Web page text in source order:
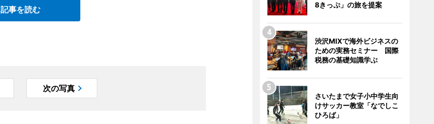
記事を読む
次の写真
8きっぷ」の旅を提案
渋沢MIXで海外ビジネスの
ための実務セミナー 国際
税務の基礎知識学ぶ
さいたまで女子小中学生向
けサッカー教室「なでしこ
ひろば」